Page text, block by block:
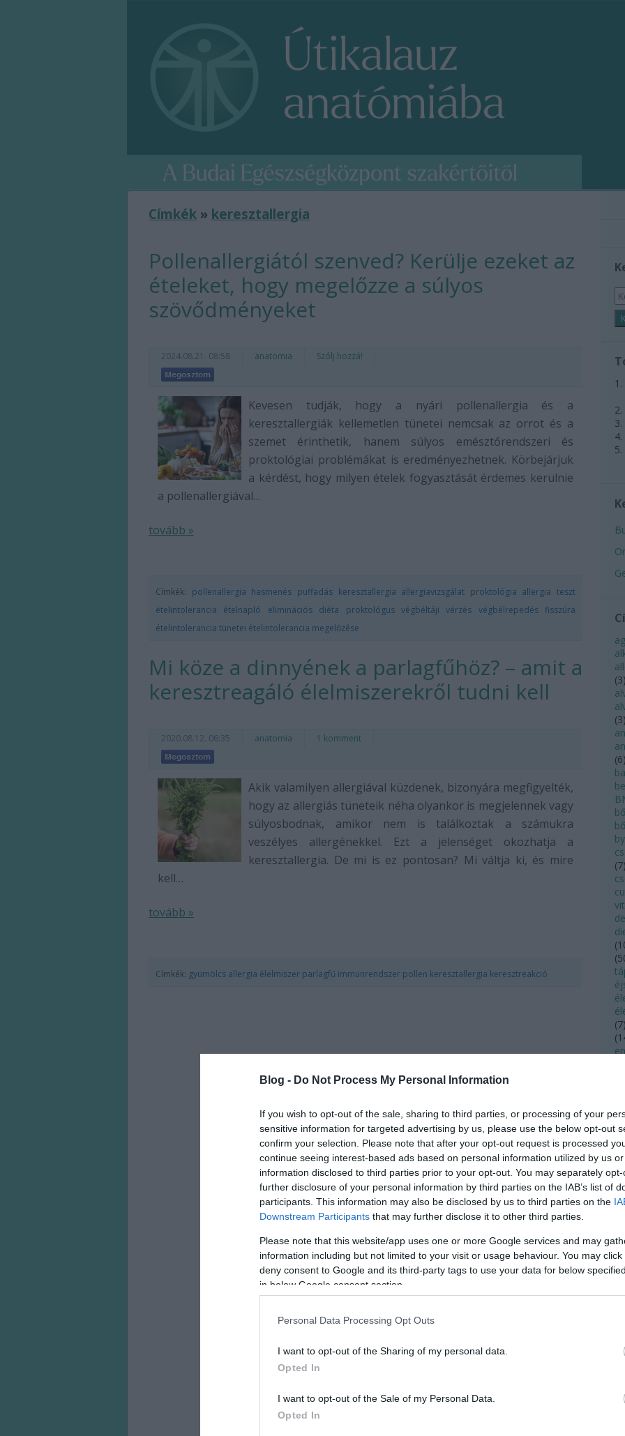
Blog - Do Not Process My Personal Information
If you wish to opt-out of the sale, sharing to third parties, or processing of your
sensitive information for targeted advertising by us, please use the below opt-out
confirm your selection. Please note that after your opt-out request is processed
continue seeing interest-based ads based on personal information utilized by us
information disclosed to third parties prior to your opt-out. You may separately
further disclosure of your personal information by third parties on the IAB’s list of
participants. This information may also be disclosed by us to third parties on the
Downstream Participants that may further disclose it to other third parties.
Please note that this website/app uses one or more Google services and may
information including but not limited to your visit or usage behaviour. You may
deny consent to Google and its third-party tags to use your data for below
in below Google consent section.
Personal Data Processing Opt Outs
I want to opt-out of the Sharing of my personal data.
Opted In
I want to opt-out of the Sale of my Personal Data.
Opted In
Címkék » keresztallergia
Pollenallergiától szenved? Kerülje ezeket az
ételeket, hogy megelőzze a súlyos
szövődményeket
2024.08.21. 08:58 anatomia Szólj hozzá!
Kevesen tudják, hogy a nyári pollenallergia és a
keresztallergiák kellemetlen tünetei nemcsak az orrot és a
szemet érinthetik, hanem súlyos emésztőrendszeri és
proktológiai problémákat is eredményezhetnek. Körbejárjuk
a kérdést, hogy milyen ételek fogyasztását érdemes kerülnie
a pollenallergiával…
tovább »
Címkék: pollenallergia hasmenés puffadás keresztallergia allergiavizsgálat proktológia allergia teszt
ételintolerancia
ételnapló eliminációs diéta proktológus végbéltáji vérzés végbélrepedés
fisszúra
ételintolerancia tünetei ételintolerancia megelőzése
Mi köze a dinnyének a parlagfűhöz? – amit a
keresztreagáló élelmiszerekről tudni kell
2020.08.12. 06:35 anatomia 1 komment
Akik valamilyen allergiával küzdenek, bizonyára megfigyelték,
hogy az allergiás tüneteik néha olyankor is megjelennek vagy
súlyosbodnak, amikor nem is találkoztak a számukra
veszélyes allergénekkel. Ezt a jelenséget okozhatja a
keresztallergia. De mi is ez pontosan? Mi váltja ki, és mire
kell…
tovább »
Címkék: gyümölcs allergia élelmiszer parlagfű immunrendszer pollen keresztallergia keresztreakció
(3)
(3)
(6)
(7)
(
(
(7)
(
(
(4
(